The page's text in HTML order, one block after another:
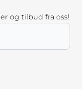
og tilbud fra oss!